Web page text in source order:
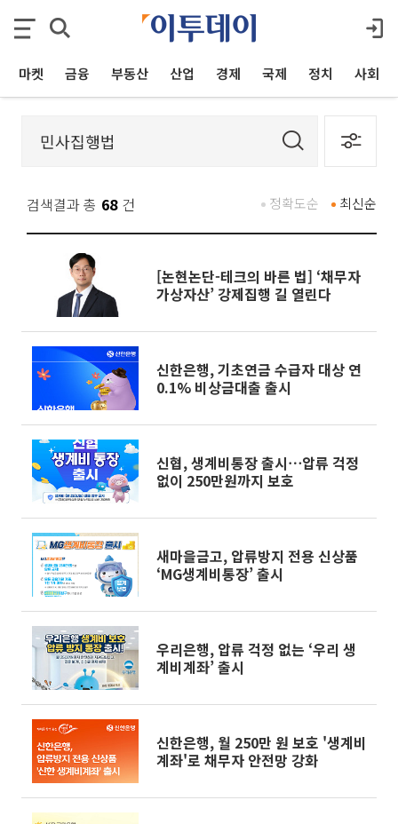
마켓 금융 부동산 산업 경제 국제 정치 사회
검색결과 총 68 건 최신순
정확도순
[논현논단-테크의 바른 법] ‘채무자
가상자산’ 강제집행 길 열린다
신한은행, 기초연금 수급자 대상 연
0.1% 비상금대출 출시
신협, 생계비통장 출시⋯압류 걱정
없이 250만원까지 보호
새마을금고, 압류방지 전용 신상품
‘MG생계비통장’ 출시
우리은행, 압류 걱정 없는 ‘우리 생
계비계좌’ 출시
신한은행, 월 250만 원 보호 '생계비
계좌'로 채무자 안전망 강화